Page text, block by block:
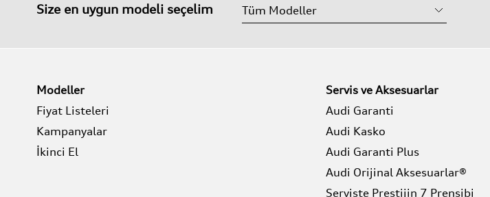
Size en uygun modeli seçelim
Modeller
Fiyat Listeleri
Kampanyalar
İkinci El
Servis ve Aksesuarlar
Audi Garanti
Audi Kasko
Audi Garanti Plus
Audi Orijinal Aksesuarlar®
Serviste Prestijin 7 Prensibi